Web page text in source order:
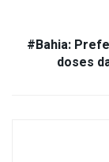
#Bahia:
doses